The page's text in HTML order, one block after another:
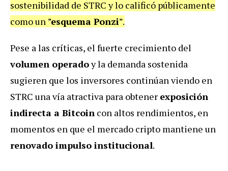
sostenibilidad de STRC y lo calificó públicamente
como un "esquema Ponzi".
Pese a las críticas, el fuerte crecimiento del
volumen operadoy la demanda sostenida
sugieren que los inversores continúan viendo en
STRC una vía atractiva para obtener exposición
indirecta a Bitcoin con altos rendimientos, en
momentos en que el mercado cripto mantiene un
renovado impulso institucional.